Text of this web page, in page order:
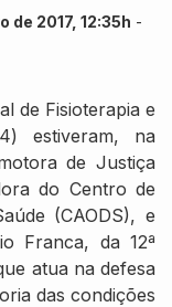
2017, 12:35h -
de Fisioterapia e
estiveram, na
de Justiça
do Centro de
(CAODS), e
Franca, da 12ª
atua na defesa
das condições